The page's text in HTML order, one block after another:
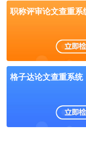
职称评审论文查重系
格子达论文查重系统